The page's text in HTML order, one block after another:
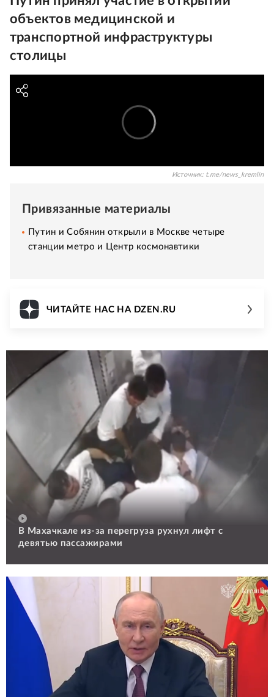
объектов медицинской и
транспортной инфраструктуры
столицы
Источник: t.me/news_kremlin
Привязанные материалы
Путин и Собянин открыли в Москве четыре
станции метро и Центр космонавтики
ЧИТАЙТЕ НАС НА DZEN.RU
В Махачкале из-за перегруза рухнул лифт с
девятью пассажирами